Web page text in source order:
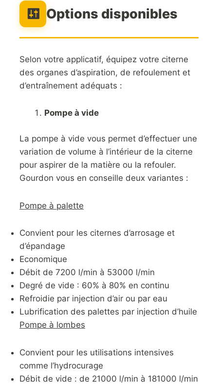
Options disponibles
Selon votre applicatif, équipez votre citerne
des organes d’aspiration, de refoulement et
d’entraînement adéquats :
Pompe à vide
La pompe à vide vous permet d’effectuer une
variation de volume à l’intérieur de la citerne
pour aspirer de la matière ou la refouler.
Gourdon vous en conseille deux variantes :
Pompe à palette
Convient pour les citernes d’arrosage et
d’épandage
Economique
Débit de 7200 l/min à 53000 l/min
Degré de vide : 60% à 80% en continu
Refroidie par injection d’air ou par eau
Lubrification des palettes par injection d’huile
Pompe à lombes
Convient pour les utilisations intensives
comme l’hydrocurage
Débit de vide : de 21000 l/min à 181000 l/min